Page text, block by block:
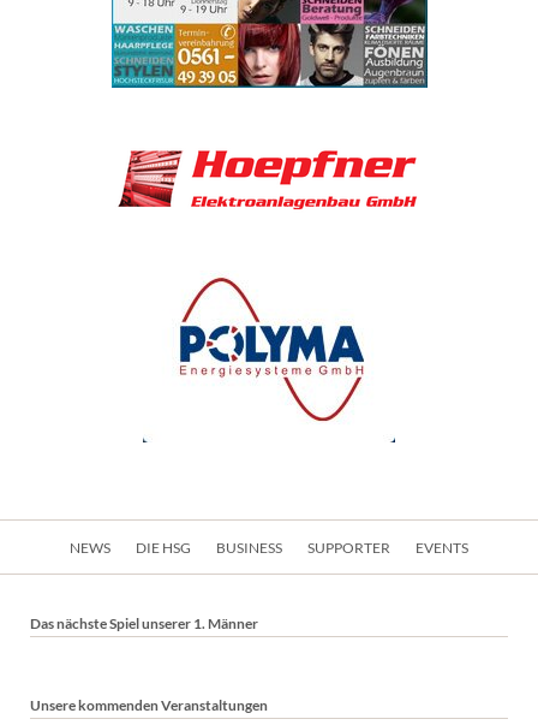
NEWS DIE HSG BUSINESS SUPPORTER EVENTS
Das nächste Spiel unserer 1. Männer
Unsere kommenden Veranstaltungen